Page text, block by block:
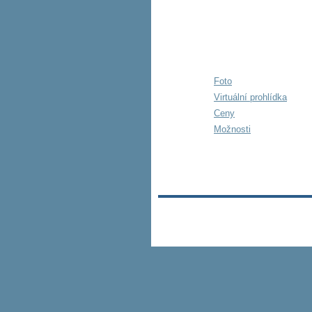
Foto
Virtuální prohlídka
Ceny
Možnosti